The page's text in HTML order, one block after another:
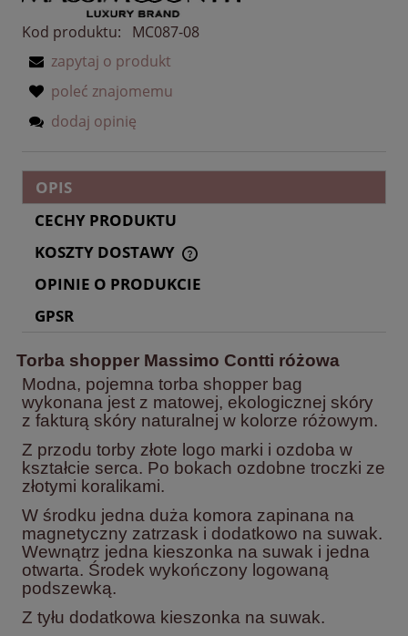
Kod produktu:
MC087-08
zapytaj o produkt
poleć znajomemu
dodaj opinię
OPIS
CECHY PRODUKTU
KOSZTY DOSTAWY
CENA NIE ZAWIERA EWENTUALNYCH KOSZTÓW
PŁATNOŚCI
OPINIE O PRODUKCIE
GPSR
Torba shopper Massimo Contti różowa
Modna, pojemna torba shopper bag
wykonana jest z matowej, ekologicznej skóry
z fakturą skóry naturalnej w kolorze różowym.
Z przodu torby złote logo marki i ozdoba w
kształcie serca. Po bokach ozdobne troczki ze
złotymi koralikami.
W środku jedna duża komora zapinana na
magnetyczny zatrzask i dodatkowo na suwak.
Wewnątrz jedna kieszonka na suwak i jedna
otwarta. Środek wykończony logowaną
podszewką.
Z tyłu dodatkowa kieszonka na suwak.